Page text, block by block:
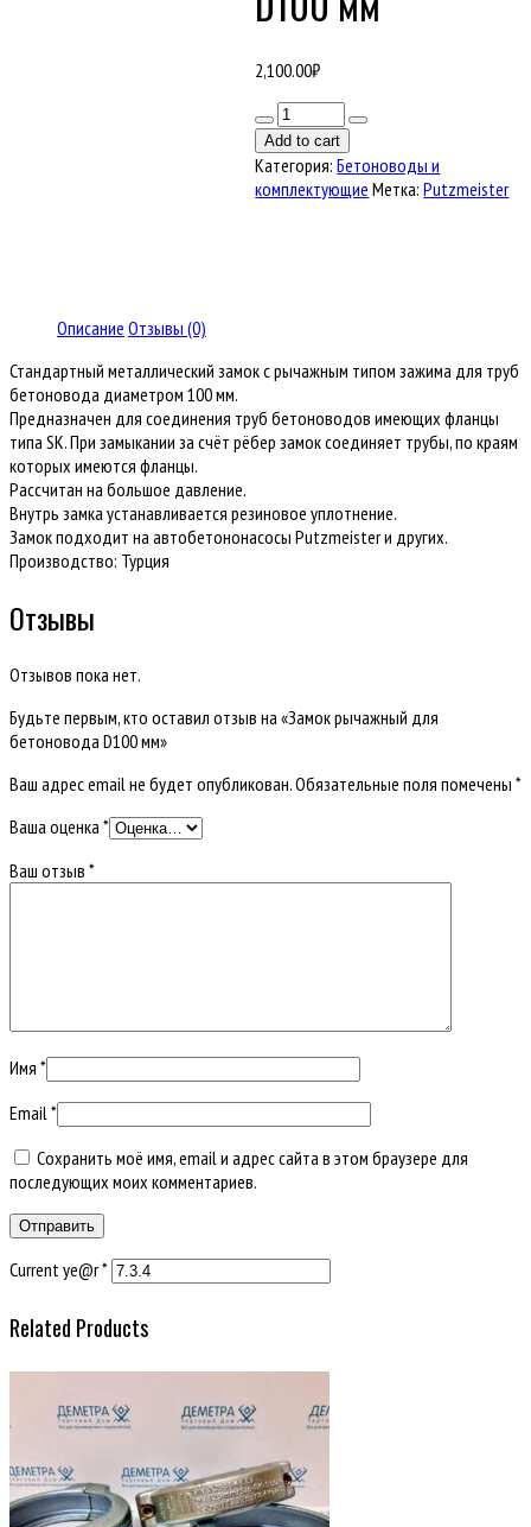
2,100.00₽
Количество
товара
Замок
рычажный
для
Add to cart
Категория:Бетоноводы и
комплектующие Метка:Putzmeister
Описание Отзывы (0)
Стандартный металлический замок с рычажным типом зажима для труб
бетоновода диаметром 100 мм.
Предназначен для соединения труб бетоноводов имеющих фланцы
типа SK. При замыкании за счёт рёбер замок соединяет трубы, по краям
которых имеются фланцы.
Рассчитан на большое давление.
Внутрь замка устанавливается резиновое уплотнение.
Замок подходит на автобетононасосы Putzmeister и других.
Производство: Турция
Отзывы
Отзывов пока нет.
Будьте первым, кто оставил отзыв на «Замок рычажный для
бетоновода D100 мм»
Ваш адрес email не будет опубликован.Обязательные поля помечены *
Ваша оценка *
Ваш отзыв *
Имя *
Email *
Сохранить моё имя, email и адрес сайта в этом браузере для
последующих моих комментариев.
Current ye@r*
Related Products